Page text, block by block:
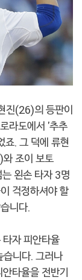
진(26)의 등판이
라도에서 '추추
죠. 그 덕에 류현
조이 보토
왼손 타자 3명
걱정하셔야 할
니다.
자 피안타율
니다. 그러나
타율을 전반기